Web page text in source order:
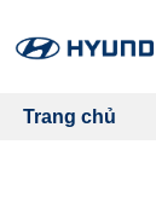
Trang chủ